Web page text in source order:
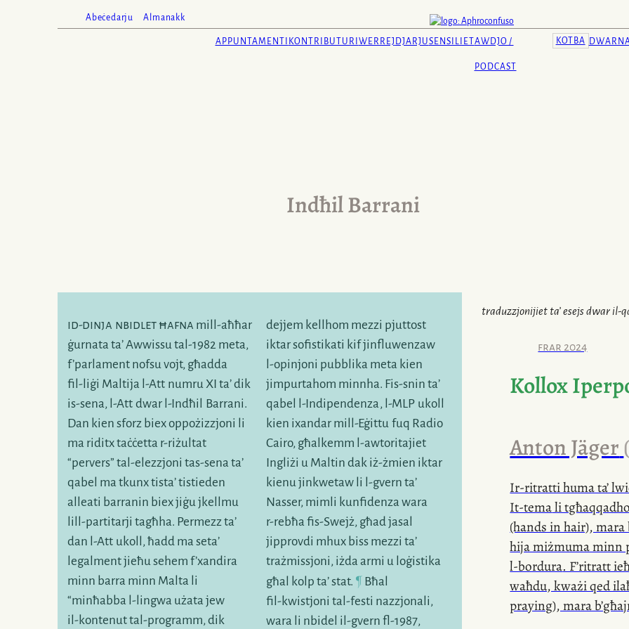
Abeċedarju Almanakk
APPUNTAMENTI KONTRIBUTURI WERREJ DJARJUSENSILIET AWDJO /
PODCAST
KOTBA
Indħil Barrani
id-dinja nbidlet ħafna mill-aħħar
ġurnata ta’ Awwissutal-1982 meta,
f’parlament nofsu vojt, għadda
fil-liġi Maltija l-Att numru XI ta’ dik
is-sena, l-Att dwar l-Indħil
Barrani.
Dan kien sforz biex oppożizzjoni li
ma riditx taċċetta r-riżultat
“pervers”tal-elezzjoni tas-sena ta’
qabel ma tkunx tista’ tistieden
alleati barranin biex jiġu jkellmu
lill-partitarji tagħha. Permezz ta’
dan l-Att ukoll, ħadd ma seta’
legalment jieħu sehem f’xandira
minn barra minn Malta li
“minħabba l-lingwa użata jew
il-kontenuttal-programm, dik
dejjem kellhom mezzi pjuttost
iktar sofistikati kif jinfluwenzaw
l-opinjoni pubblika meta kien
jimpurtahom minnha. Fis-snin ta’
qabel
l-Indipendenza, l-MLP ukoll
kien ixandar mill-Eġittu fuq Radio
Cairo, għalkemm l-awtoritajiet
Ingliżi u Maltin dak iż-żmien iktar
kienu jinkwetaw li l-gvern ta’
Nasser, mimli kunfidenza wara
r-rebħa fis-Swejż, għad jasal
jipprovdi mhux biss mezzi ta’
trażmissjoni, iżda armi u loġistika
għal kolp ta’ stat. ¶ Bħal
fil-kwistjoni tal-festi nazzjonali,
wara li nbidel il-gvern fl-1987,
traduzzjonijiet ta’ esejs dwar
frar 2024
Kollox
Anton Jäger
Ir-ritratti huma ta’
It-temali
(hands in hair),
hija miżmuma minn
l-bordura. F’ritratt
waħdu, kważi qed
praying), mara